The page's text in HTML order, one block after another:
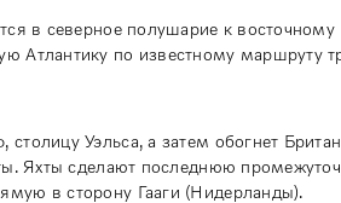
в северное полушарие к
по известному маршруту
Уэльса, а затем обогнет
Яхты сделают последнюю
в сторону Гааги (Нидерланды).